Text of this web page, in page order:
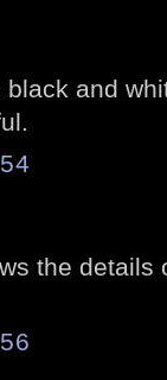
and
the details